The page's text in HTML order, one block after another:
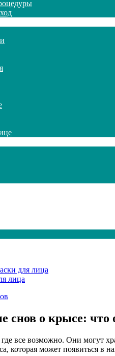
для лица
лица
снов о крысе:
все возможно. Они могут
которая может появиться в